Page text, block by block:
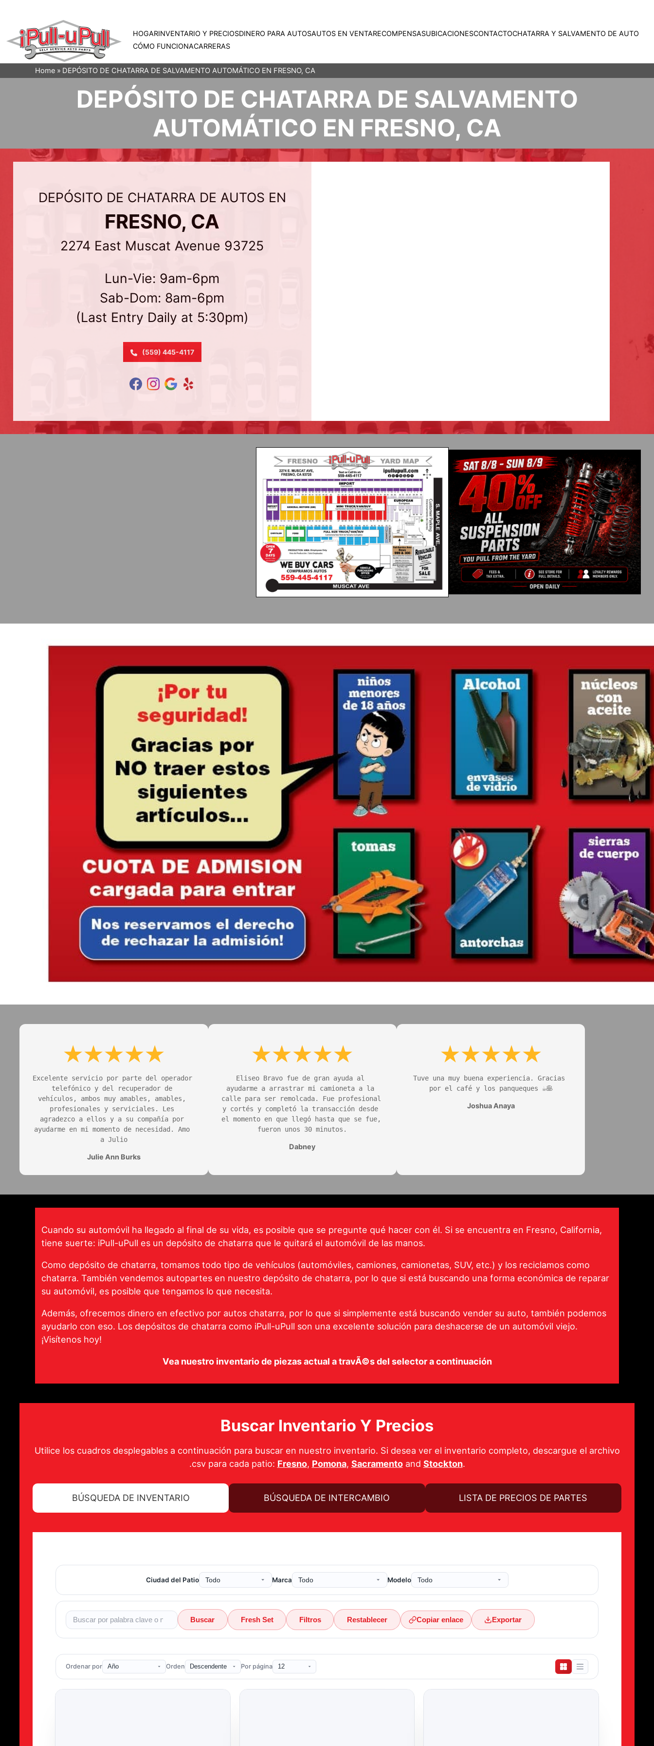
HOGARINVENTARIO Y PRECIOSDINERO PARA AUTOSAUTOS EN VENTARECOMPENSASUBICACIONESCONTACTOCHATARRA Y SALVAMENTO DE AUTO
CÓMO FUNCIONACARRERAS
Home DEPÓSITO DE CHATARRA DE SALVAMENTO AUTOMÁTICO EN FRESNO, CA
DEPÓSITO DE CHATARRA DE SALVAMENTO
AUTOMÁTICO EN FRESNO, CA
DEPÓSITO DE CHATARRA DE AUTOS EN
FRESNO, CA
2274 East Muscat Avenue 93725
Lun-Vie: 9am-6pm
Sab-Dom: 8am-6pm
(Last Entry Daily at 5:30pm)
(559) 445-4117
Excelente servicio por parte del operador
telefónico y del recuperador de
vehículos, ambos muy amables, amables,
profesionales y serviciales. Les
agradezco a ellos y a su compañía por
ayudarme en mi momento de necesidad. Amo
a Julio
Julie Ann Burks
Eliseo Bravo fue de gran ayuda al
ayudarme a arrastrar mi camioneta a la
calle para ser remolcada. Fue profesional
y cortés y completó la transacción desde
el momento en que llegó hasta que se fue,
fueron unos 30 minutos.
Dabney
Tuve una muy buena experiencia. Gracias
por el café y los panqueques ☕️🥞
Joshua Anaya
Cuando su automóvil ha llegado al final de su vida, es posible que se pregunte qué hacer con él. Si se encuentra en Fresno, California,
tiene suerte: iPull-uPull es un depósito de chatarra que le quitará el automóvil de las manos.
Como depósito de chatarra, tomamos todo tipo de vehículos (automóviles, camiones, camionetas, SUV, etc.) y los reciclamos como
chatarra. También vendemos autopartes en nuestro depósito de chatarra, por lo que si está buscando una forma económica de reparar
su automóvil, es posible que tengamos lo que necesita.
Además, ofrecemos dinero en efectivo por autos chatarra, por lo que si simplemente está buscando vender su auto, también podemos
ayudarlo con eso. Los depósitos de chatarra como iPull-uPull son una excelente solución para deshacerse de un automóvil viejo.
¡Visítenos hoy!
Vea nuestro inventario de piezas actual a travÃ©s del selector a continuación
Buscar Inventario Y Precios
Utilice los cuadros desplegables a continuación para buscar en nuestro inventario. Si desea ver el inventario completo, descargue el archivo
.csv para cada patio: Fresno, Pomona, Sacramentoand Stockton.
BÚSQUEDA DE INVENTARIO BÚSQUEDA DE INTERCAMBIO LISTA DE PRECIOS DE PARTES
Ciudad del Patio Marca Modelo
Buscar Fresh Set Filtros Restablecer Copiar enlace Exportar
Ordenar por Orden Por página